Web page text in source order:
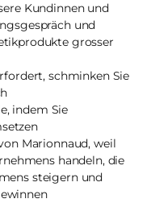
Kundinnen und
und
grosser
schminken Sie
indem Sie
Marionnaud, weil
handeln, die
steigern und